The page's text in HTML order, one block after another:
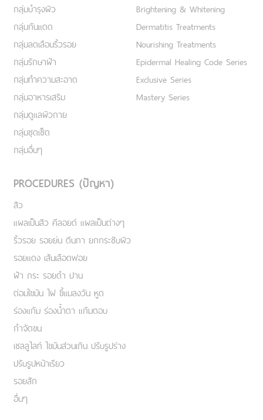
กลุ่มบำรุงผิว
กลุ่มกันแดด
กลุ่มลดเลือนริ้วรอย
กลุ่มรักษาฝ้า
กลุ่มทำความสะอาด
กลุ่มอาหารเสริม
กลุ่มดูแลผิวกาย
กลุ่มชุดเซ็ต
กลุ่มอื่นๆ
Brightening & Whitening
Dermatitis Treatments
Nourishing Treatments
Epidermal Healing Code Series
Exclusive Series
Mastery Series
PROCEDURES (ปัญหา)
สิว
แผลเป็นสิว คีลอยด์ แผลเป็นต่างๆ
ริ้วรอย รอยย่น ตีนกา ยกกระชับผิว
รอยแดง เส้นเลือดฟอย
ฝ้า กระ รอยดำ ปาน
ต่อมไขมัน ไฝ ขี้แมลงวัน หูด
ร่องแก้ม ร่องน้ำตา แก้มตอบ
กำจัดขน
เชลลูไลท์ ไขมันส่วนเกิน ปรับรูปร่าง
ปรับรูปหน้าเรียว
รอยสัก
อื่นๆ